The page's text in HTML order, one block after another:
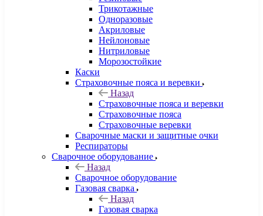
Трикотажные
Одноразовые
Акриловые
Нейлоновые
Нитриловые
Морозостойкие
Каски
Страховочные пояса и веревки
Назад
Страховочные пояса и веревки
Страховочные пояса
Страховочные веревки
Сварочные маски и защитные очки
Респираторы
Сварочное оборудование
Назад
Сварочное оборудование
Газовая сварка
Назад
Газовая сварка